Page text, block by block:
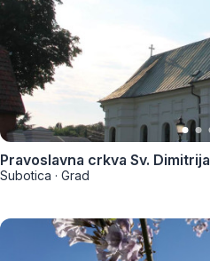
Pravoslavna crkva Sv. Dimitrija
Subotica · Grad